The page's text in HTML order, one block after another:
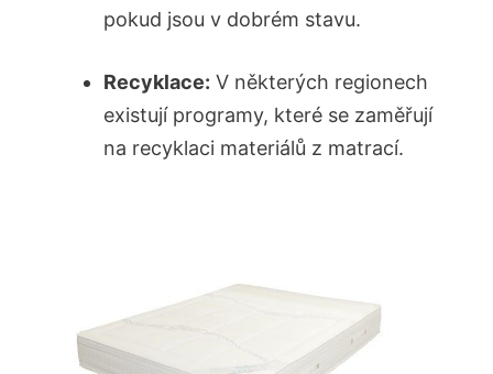
pokud jsou v dobrém stavu.
Recyklace: V některých regionech
existují programy, které se zaměřují
na recyklaci ⁤materiálů z matrací.